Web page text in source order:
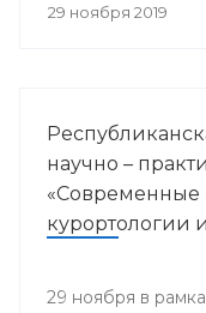
29 ноября 2019
научно –
«Современные
курортологии
29 ноября в